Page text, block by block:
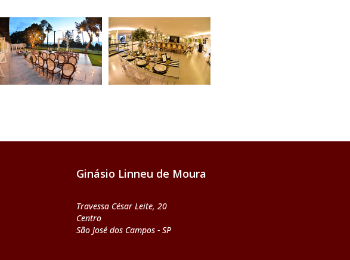
Ginásio Linneu de Moura
Travessa César Leite, 20
Centro
São José dos Campos - SP